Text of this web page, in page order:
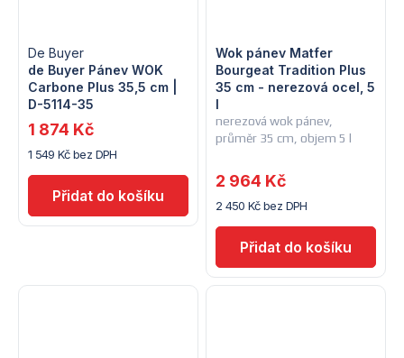
de Buyer Pánev WOK
Carbone Plus 35,5 cm |
D-5114-35
De Buyer
1 549 Kč bez DPH
1 874 Kč
nerezová wok pánev,
průměr 35 cm, objem 5 l
Wok pánev Matfer
Bourgeat Tradition Plus
35 cm - nerezová ocel, 5
l
2 450 Kč bez DPH
2 964 Kč